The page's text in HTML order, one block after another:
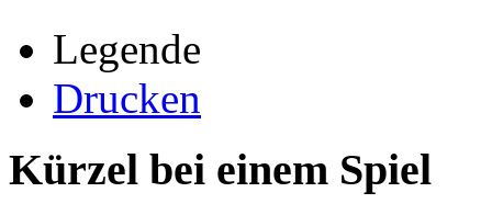
Legende
Drucken
Kürzel bei einem Spiel